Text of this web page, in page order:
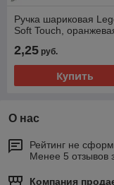
Ручка шариковая
Soft Touch,
2,25 руб.
Купить
О нас
Рейтинг не
Менее 5 отзывов
Компания